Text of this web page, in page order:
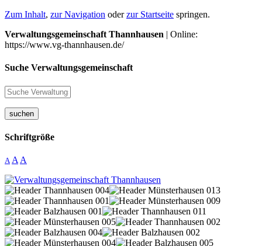
Zum Inhalt, zur Navigation oderzur Startseite springen.
Verwaltungsgemeinschaft Thannhausen | Online:
https://www.vg-thannhausen.de/
Suche Verwaltungsgemeinschaft
suchen
Schriftgröße
A A A